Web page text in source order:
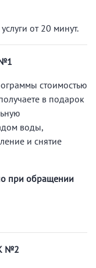
от 20 минут.
стоимостью
в подарок
воды,
и снятие
при обращении
№2